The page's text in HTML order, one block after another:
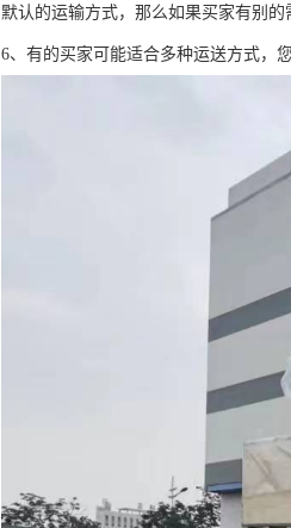
默认的运输方式，那么如果买家有别的
6、有的买家可能适合多种运送方式，